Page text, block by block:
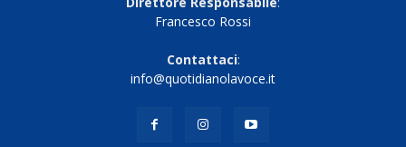
Francesco Rossi
Contattaci:
info@quotidianolavoce.it